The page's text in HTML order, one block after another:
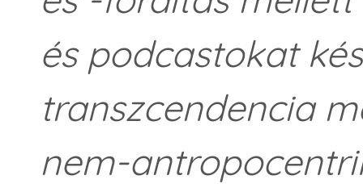
és podcastokat
transzcendencia
nem-